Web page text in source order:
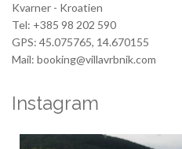
Kvarner - Kroatien
Tel: +385 98 202 590
GPS: 45.075765, 14.670155
Mail: booking@villavrbnik.com
Instagram